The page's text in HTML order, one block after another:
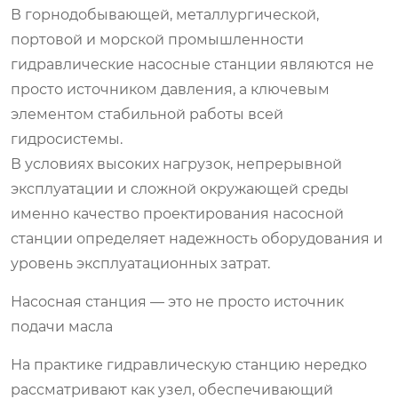
В горнодобывающей, металлургической,
портовой и морской промышленности
гидравлические насосные станции являются не
просто источником давления, а ключевым
элементом стабильной работы всей
гидросистемы.
В условиях высоких нагрузок, непрерывной
эксплуатации и сложной окружающей среды
именно качество проектирования насосной
станции определяет надежность оборудования и
уровень эксплуатационных затрат.
Насосная станция — это не просто источник
подачи масла
На практике гидравлическую станцию нередко
рассматривают как узел, обеспечивающий